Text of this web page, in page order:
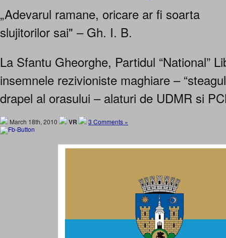
„Adevarul ramane, oricare ar fi soarta
slujitorilor sai" – Gh. I. B.
La Sfantu Gheorghe, Partidul “National”
insemnele rezivioniste maghiare –
drapel al orasului – alaturi de UDMR si
March 18th, 2010 VR 3 Comments »